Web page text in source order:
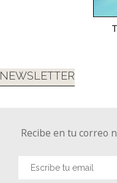
NEWSLETTER
Recibe en tu correo